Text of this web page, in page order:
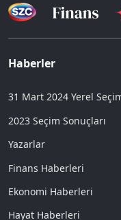
Haberler
31 Mart 2024 Yerel
2023 Seçim Sonuçları
Yazarlar
Finans Haberleri
Ekonomi Haberleri
Hayat Haberleri